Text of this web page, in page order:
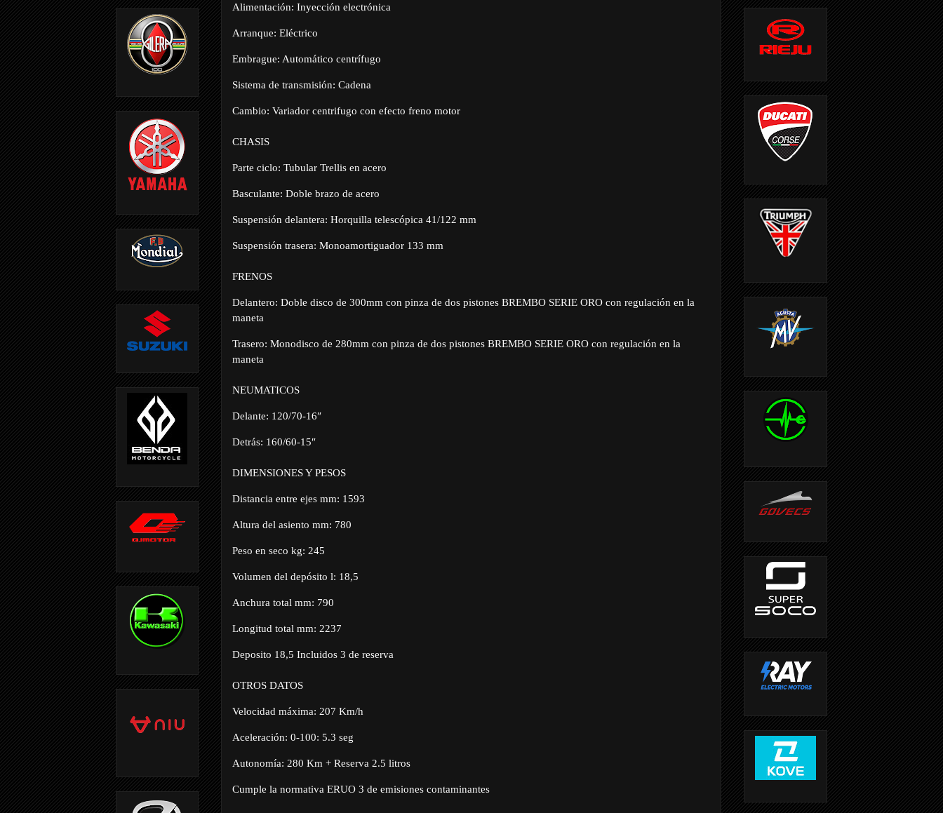
Alimentación: Inyección electrónica
Arranque: Eléctrico
Embrague: Automático centrífugo
Sistema de transmisión: Cadena
Cambio: Variador centrifugo con efecto freno motor
CHASIS
Parte ciclo: Tubular Trellis en acero
Basculante: Doble brazo de acero
Suspensión delantera: Horquilla telescópica 41/122 mm
Suspensión trasera: Monoamortiguador 133 mm
FRENOS
Delantero: Doble disco de 300mm con pinza de dos pistones BREMBO SERIE ORO con regulación en la
maneta
Trasero: Monodisco de 280mm con pinza de dos pistones BREMBO SERIE ORO con regulación en la
maneta
NEUMATICOS
Delante: 120/70-16″
Detrás: 160/60-15″
DIMENSIONES Y PESOS
Distancia entre ejes mm: 1593
Altura del asiento mm: 780
Peso en seco kg: 245
Volumen del depósito l: 18,5
Anchura total mm: 790
Longitud total mm: 2237
Deposito 18,5 Incluidos 3 de reserva
OTROS DATOS
Velocidad máxima: 207 Km/h
Aceleración: 0-100: 5.3 seg
Autonomía: 280 Km + Reserva 2.5 litros
Cumple la normativa ERUO 3 de emisiones contaminantes